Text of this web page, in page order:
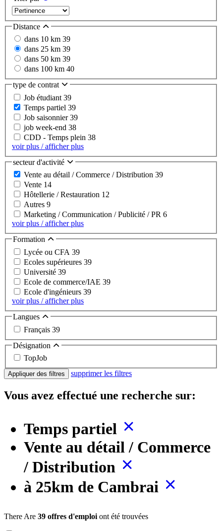
Distance
dans 10 km 39
dans 25 km 39
dans 50 km 39
dans 100 km 40
type de contrat
Job étudiant 39
Temps partiel 39
Job saisonnier39
job week-end 38
CDD - Temps plein 38
voir plus / afficher plus
secteur d'activité
Vente au détail / Commerce / Distribution 39
Vente 14
Hôtellerie / Restauration 12
Autres 9
Marketing / Communication / Publicité / PR 6
voir plus / afficher plus
Formation
Lycée ou CFA 39
Ecoles supérieures 39
Université 39
Ecole de commerce/IAE 39
Ecole d'ingénieurs 39
voir plus / afficher plus
Langues
Français 39
Désignation
TopJob
Appliquer des filtres supprimer les filtres
Vous avez effectué une recherche sur:
Temps partiel
Vente au détail / Commerce
/ Distribution
à 25km de Cambrai
There Are 39 offres d'emploi ont été trouvées